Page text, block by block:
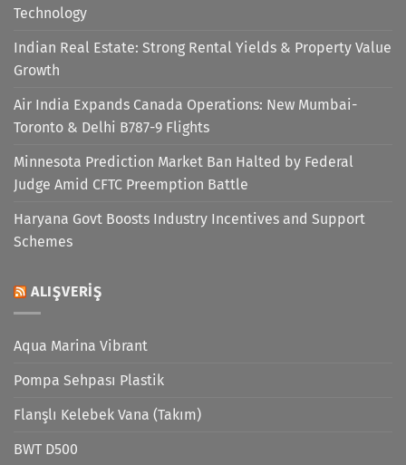
Technology
Indian Real Estate: Strong Rental Yields & Property Value
Growth
Air India Expands Canada Operations: New Mumbai-
Toronto & Delhi B787-9 Flights
Minnesota Prediction Market Ban Halted by Federal
Judge Amid CFTC Preemption Battle
Haryana Govt Boosts Industry Incentives and Support
Schemes
ALIŞVERIŞ
Aqua Marina Vibrant
Pompa Sehpası Plastik
Flanşlı Kelebek Vana (Takım)
BWT D500